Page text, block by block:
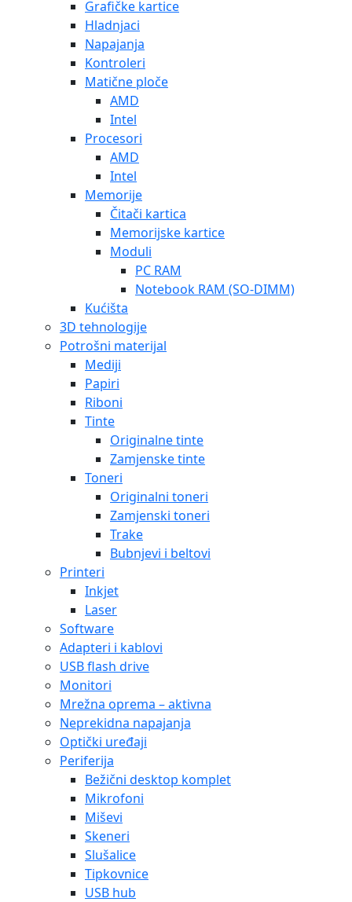
Grafičke kartice
Hladnjaci
Napajanja
Kontroleri
Matične ploče
AMD
Intel
Procesori
AMD
Intel
Memorije
Čitači kartica
Memorijske kartice
Moduli
PC RAM
Notebook RAM (SO-DIMM)
Kućišta
3D tehnologije
Potrošni materijal
Mediji
Papiri
Riboni
Tinte
Originalne tinte
Zamjenske tinte
Toneri
Originalni toneri
Zamjenski toneri
Trake
Bubnjevi i beltovi
Printeri
Inkjet
Laser
Software
Adapteri i kablovi
USB flash drive
Monitori
Mrežna oprema – aktivna
Neprekidna napajanja
Optički uređaji
Periferija
Bežični desktop komplet
Mikrofoni
Miševi
Skeneri
Slušalice
Tipkovnice
USB hub